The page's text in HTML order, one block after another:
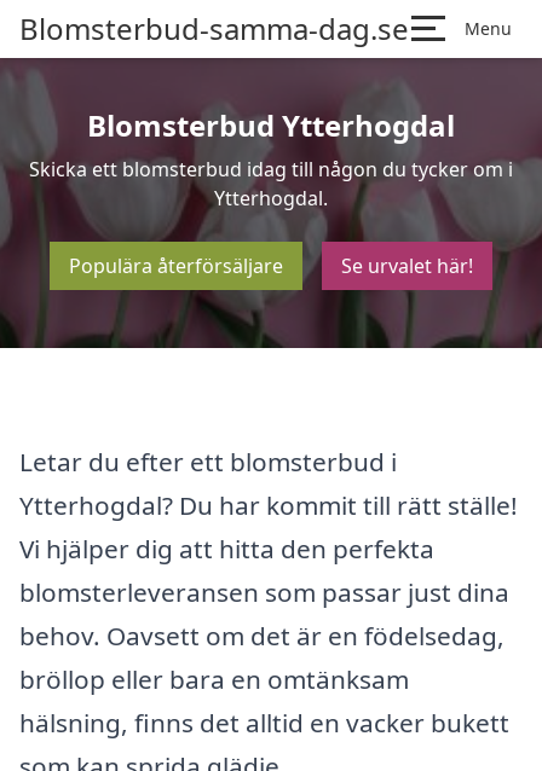
Blomsterbud-samma-dag.se Menu
Blomsterbud Ytterhogdal
Skicka ett blomsterbud idag till någon du tycker om i
Ytterhogdal.
Populära återförsäljare Se urvalet här!
Letar du efter ett blomsterbud i
Ytterhogdal? Du har kommit till rätt ställe!
Vi hjälper dig att hitta den perfekta
blomsterleveransen som passar just dina
behov. Oavsett om det är en födelsedag,
bröllop eller bara en omtänksam
hälsning, finns det alltid en vacker bukett